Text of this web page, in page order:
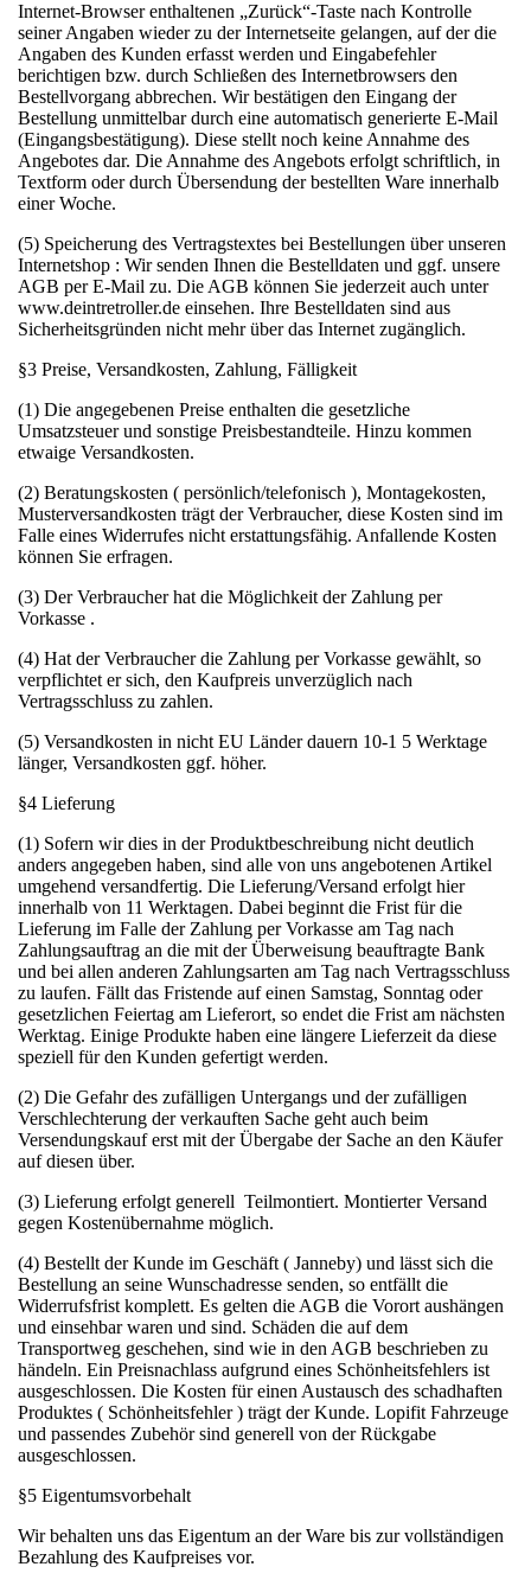
Internet-Browser enthaltenen „Zurück“-Taste nach Kontrolle
seiner Angaben wieder zu der Internetseite gelangen, auf der die
Angaben des Kunden erfasst werden und Eingabefehler
berichtigen bzw. durch Schließen des Internetbrowsers den
Bestellvorgang abbrechen. Wir bestätigen den Eingang der
Bestellung unmittelbar durch eine automatisch generierte E-Mail
(Eingangsbestätigung). Diese stellt noch keine Annahme des
Angebotes dar. Die Annahme des Angebots erfolgt schriftlich, in
Textform oder durch Übersendung der bestellten Ware innerhalb
einer Woche.
(5) Speicherung des Vertragstextes bei Bestellungen über unseren
Internetshop : Wir senden Ihnen die Bestelldaten und ggf. unsere
AGB per E-Mail zu. Die AGB können Sie jederzeit auch unter
www.deintretroller.de einsehen. Ihre Bestelldaten sind aus
Sicherheitsgründen nicht mehr über das Internet zugänglich.
§3 Preise, Versandkosten, Zahlung, Fälligkeit
(1) Die angegebenen Preise enthalten die gesetzliche
Umsatzsteuer und sonstige Preisbestandteile. Hinzu kommen
etwaige Versandkosten.
(2) Beratungskosten ( persönlich/telefonisch ), Montagekosten,
Musterversandkosten trägt der Verbraucher, diese Kosten sind im
Falle eines Widerrufes nicht erstattungsfähig. Anfallende Kosten
können Sie erfragen.
(3) Der Verbraucher hat die Möglichkeit der Zahlung per
Vorkasse .
(4) Hat der Verbraucher die Zahlung per Vorkasse gewählt, so
verpflichtet er sich, den Kaufpreis unverzüglich nach
Vertragsschluss zu zahlen.
(5) Versandkosten in nicht EU Länder dauern 10-1 5 Werktage
länger, Versandkosten ggf. höher.
§4 Lieferung
(1) Sofern wir dies in der Produktbeschreibung nicht deutlich
anders angegeben haben, sind alle von uns angebotenen Artikel
umgehend versandfertig. Die Lieferung/Versand erfolgt hier
innerhalb von 11 Werktagen. Dabei beginnt die Frist für die
Lieferung im Falle der Zahlung per Vorkasse am Tag nach
Zahlungsauftrag an die mit der Überweisung beauftragte Bank
und bei allen anderen Zahlungsarten am Tag nach Vertragsschluss
zu laufen. Fällt das Fristende auf einen Samstag, Sonntag oder
gesetzlichen Feiertag am Lieferort, so endet die Frist am nächsten
Werktag. Einige Produkte haben eine längere Lieferzeit da diese
speziell für den Kunden gefertigt werden.
(2) Die Gefahr des zufälligen Untergangs und der zufälligen
Verschlechterung der verkauften Sache geht auch beim
Versendungskauf erst mit der Übergabe der Sache an den Käufer
auf diesen über.
(3) Lieferung erfolgt generell Teilmontiert. Montierter Versand
gegen Kostenübernahme möglich.
(4) Bestellt der Kunde im Geschäft ( Janneby) und lässt sich die
Bestellung an seine Wunschadresse senden, so entfällt die
Widerrufsfrist komplett. Es gelten die AGB die Vorort aushängen
und einsehbar waren und sind. Schäden die auf dem
Transportweg geschehen, sind wie in den AGB beschrieben zu
händeln. Ein Preisnachlass aufgrund eines Schönheitsfehlers ist
ausgeschlossen. Die Kosten für einen Austausch des schadhaften
Produktes ( Schönheitsfehler ) trägt der Kunde. Lopifit Fahrzeuge
und passendes Zubehör sind generell von der Rückgabe
ausgeschlossen.
§5 Eigentumsvorbehalt
Wir behalten uns das Eigentum an der Ware bis zur vollständigen
Bezahlung des Kaufpreises vor.